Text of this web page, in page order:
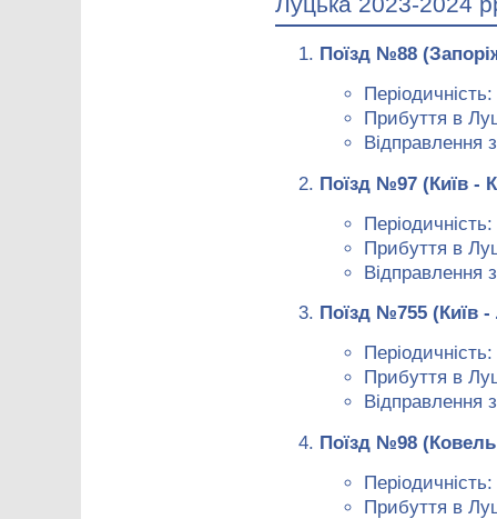
Поїзд №88
Прибуття в
Відправлення
Поїзд №97 (Київ -
Прибуття в
Відправлення
Поїзд №755 (Київ -
Прибуття в
Відправлення
Поїзд №98 (Ковель
Прибуття в